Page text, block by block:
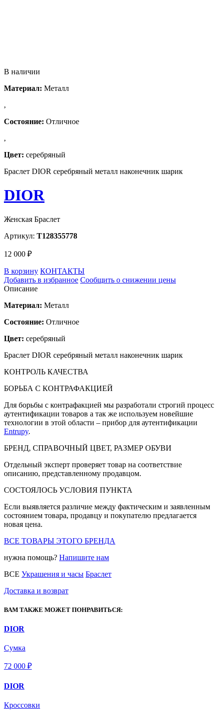
В наличии
Материал: Металл
,
Состояние: Отличное
,
Цвет: серебряный
Браслет DIOR серебряный металл наконечник шарик
DIOR
Женская Браслет
Артикул: T128355778
12 000 ₽
В корзину КОНТАКТЫ
Добавить в избранное Сообщить о снижении цены
Описание
Материал: Металл
Состояние: Отличное
Цвет: серебряный
Браслет DIOR серебряный металл наконечник шарик
КОНТРОЛЬ КАЧЕСТВА
БОРЬБА С КОНТРАФАКЦИЕЙ
Для борьбы с контрафакцией мы разработали строгий процесс
аутентификации товаров а так же используем новейшие
технологии в этой области – прибор для аутентификации
Entrupy.
БРЕНД, СПРАВОЧНЫЙ ЦВЕТ, РАЗМЕР ОБУВИ
Отдельный эксперт проверяет товар на соответствие
описанию, представленному продавцом.
СОСТОЯЛОСЬ УСЛОВИЯ ПУНКТА
Если выявляется различие между фактическим и заявленным
состоянием товара, продавцу и покупателю предлагается
новая цена.
ВСЕ ТОВАРЫ ЭТОГО БРЕНДА
нужна помощь? Напишите нам
ВСЕ Украшения и часы Браслет
Доставка и возврат
ВАМ ТАКЖЕ МОЖЕТ ПОНРАВИТЬСЯ:
DIOR
Сумка
72 000 ₽
DIOR
Кроссовки